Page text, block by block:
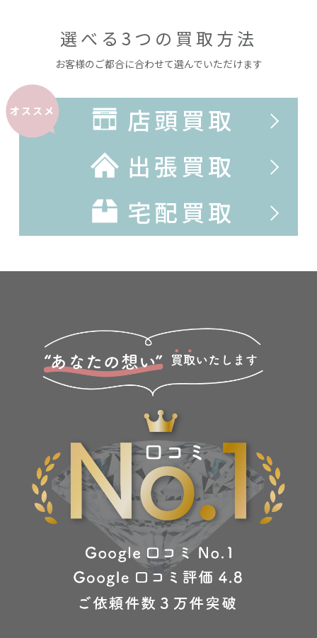
選べる3つの買取方法
お客様のご都合に合わせて選んでいただけます
オススメ
店頭買取
出張買取
宅配買取